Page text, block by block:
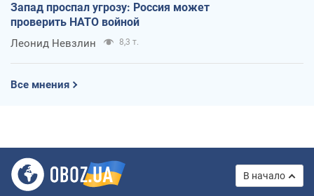
Запад проспал угрозу: Россия может
проверить НАТО войной
Леонид Невзлин 8,3 т.
Все мнения
В начало